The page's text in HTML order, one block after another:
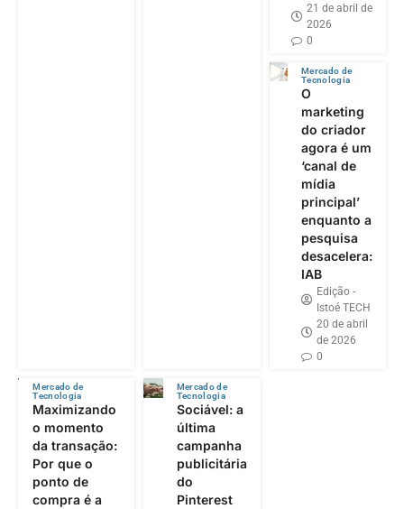
21 de abril de
2026
0
Mercado de
Tecnologia
O
marketing
do criador
agora é um
‘canal de
mídia
principal’
enquanto a
pesquisa
desacelera:
IAB
Edição -
Istoé TECH
20 de abril
de 2026
0
Mercado de
Tecnologia
Maximizando
o momento
da transação:
Por que o
ponto de
compra é a
Mercado de
Tecnologia
Sociável: a
última
campanha
publicitária
do
Pinterest